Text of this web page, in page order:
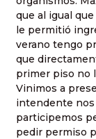
que al igual
le permitió
verano tengo
que
primer piso no
Vinimos a
intendente nos
participemos
pedir permiso